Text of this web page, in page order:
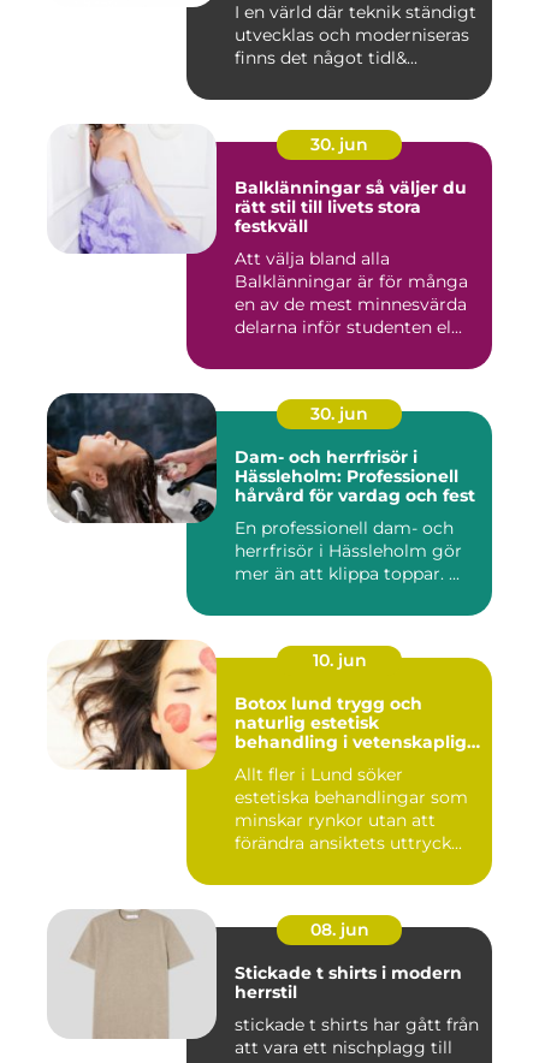
I en värld där teknik ständigt
utvecklas och moderniseras
finns det något tidl&...
30. jun
Balklänningar så väljer du
rätt stil till livets stora
festkväll
Att välja bland alla
Balklänningar är för många
en av de mest minnesvärda
delarna inför studenten el...
30. jun
Dam- och herrfrisör i
Hässleholm: Professionell
hårvård för vardag och fest
En professionell dam- och
herrfrisör i Hässleholm gör
mer än att klippa toppar. ...
10. jun
Botox lund trygg och
naturlig estetisk
behandling i vetenskaplig
Allt fler i Lund söker
estetiska behandlingar som
minskar rynkor utan att
förändra ansiktets uttryck...
08. jun
Stickade t shirts i modern
herrstil
stickade t shirts har gått från
att vara ett nischplagg till